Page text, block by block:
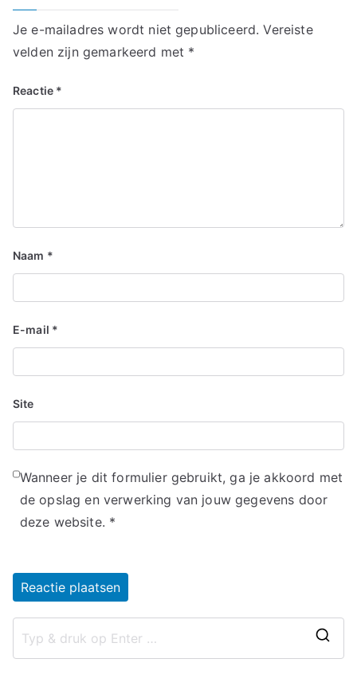
Je e-mailadres wordt niet gepubliceerd. Vereiste
velden zijn gemarkeerd met *
Reactie *
Naam *
E-mail *
Site
Wanneer je dit formulier gebruikt, ga je akkoord met
de opslag en verwerking van jouw gegevens door
deze website. *